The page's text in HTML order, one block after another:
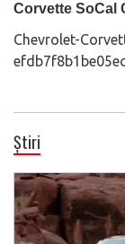
Corvette SoCal
Chevrolet-
Știri